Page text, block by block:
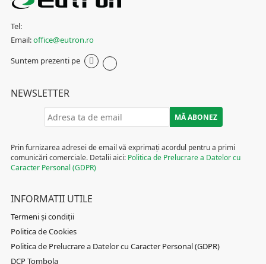
Tel:
Email:office@eutron.ro
Suntem prezenti pe
NEWSLETTER
Prin furnizarea adresei de email vă exprimați acordul pentru a primi
comunicări comerciale. Detalii aici: Politica de Prelucrare a Datelor cu
Caracter Personal (GDPR)
INFORMATII UTILE
Termeni și condiții
Politica de Cookies
Politica de Prelucrare a Datelor cu Caracter Personal (GDPR)
DCP Tombola